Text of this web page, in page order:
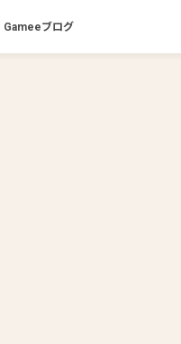
Gameeブログ